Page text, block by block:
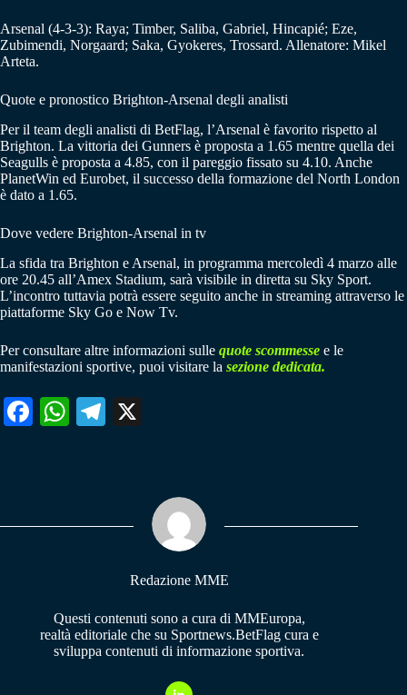
Arsenal (4-3-3): Raya; Timber, Saliba, Gabriel, Hincapié; Eze,
Zubimendi, Norgaard; Saka, Gyokeres, Trossard. Allenatore: Mikel
Arteta.
Quote e pronostico Brighton-Arsenal degli analisti
Per il team degli analisti di BetFlag, l’Arsenal è favorito rispetto al
Brighton. La vittoria dei Gunners è proposta a 1.65 mentre quella dei
Seagulls è proposta a 4.85, con il pareggio fissato su 4.10. Anche
PlanetWin ed Eurobet, il successo della formazione del North London
è dato a 1.65.
Dove vedere Brighton-Arsenal in tv
La sfida tra Brighton e Arsenal, in programma mercoledì 4 marzo alle
ore 20.45 all’Amex Stadium, sarà visibile in diretta su Sky Sport.
L’incontro tuttavia potrà essere seguito anche in streaming attraverso le
piattaforme Sky Go e Now Tv.
Per consultare altre informazioni sulle quote scommesse e le
manifestazioni sportive, puoi visitare la sezione dedicata.
Fa W
pp
Te
m
Redazione MME
Questi contenuti sono a cura di MMEuropa,
realtà editoriale che su Sportnews.BetFlag cura e
sviluppa contenuti di informazione sportiva.